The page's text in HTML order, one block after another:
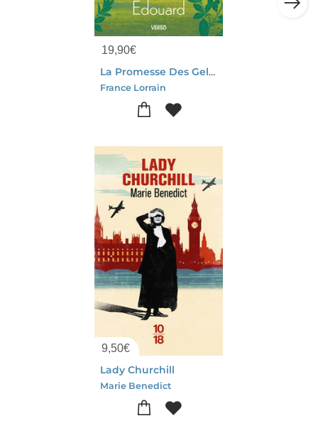
19,90€
La Promesse Des Gelinas Tome 2 : Edouard
France Lorrain
9,50€
Lady Churchill
Marie Benedict